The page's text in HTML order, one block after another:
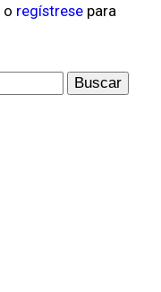
o regístrese para